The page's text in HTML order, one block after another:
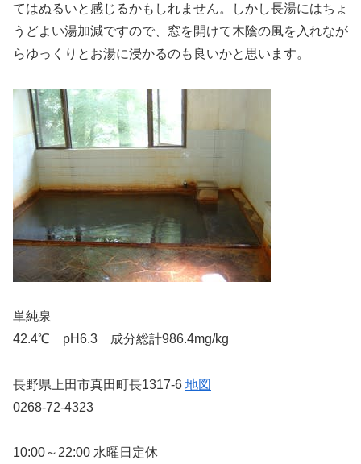
てはぬるいと感じるかもしれません。しかし長湯にはちょ
うどよい湯加減ですので、窓を開けて木陰の風を入れなが
らゆっくりとお湯に浸かるのも良いかと思います。
単純泉
42.4℃ pH6.3 成分総計986.4mg/kg
長野県上田市真田町長1317-6 地図
0268-72-4323
10:00～22:00 水曜日定休